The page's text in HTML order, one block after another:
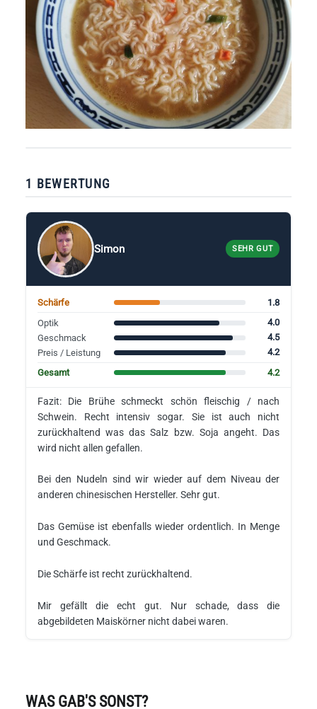
1 BEWERTUNG
Simon SEHR GUT
Schärfe
1.8
Optik
4.0
Geschmack
4.5
Preis / Leistung
4.2
Gesamt
4.2
Fazit: Die Brühe schmeckt schön fleischig / nach
Schwein. Recht intensiv sogar. Sie ist auch nicht
zurückhaltend was das Salz bzw. Soja angeht. Das
wird nicht allen gefallen.
Bei den Nudeln sind wir wieder auf dem Niveau der
anderen chinesischen Hersteller. Sehr gut.
Das Gemüse ist ebenfalls wieder ordentlich. In Menge
und Geschmack.
Die Schärfe ist recht zurückhaltend.
Mir gefällt die echt gut. Nur schade, dass die
abgebildeten Maiskörner nicht dabei waren.
WAS GAB'S SONST?